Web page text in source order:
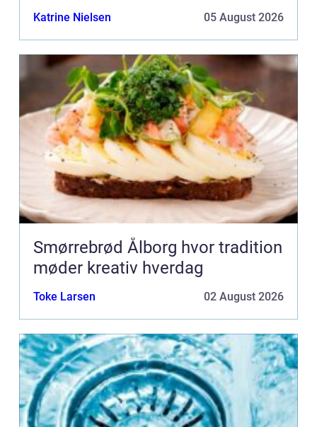
Katrine Nielsen 05 August 2026
Smørrebrød Ålborg hvor tradition
møder kreativ hverdag
Toke Larsen 02 August 2026